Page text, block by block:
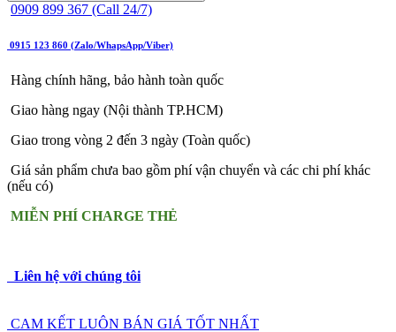
0909 899 367 (Call 24/7)
0915 123 860 (Zalo/WhapsApp/Viber)
Hàng chính hãng, bảo hành toàn quốc
Giao hàng ngay (Nội thành TP.HCM)
Giao trong vòng 2 đến 3 ngày (Toàn quốc)
Giá sản phẩm chưa bao gồm phí vận chuyển và các chi phí khác
(nếu có)
MIỄN PHÍ CHARGE THẺ
Liên hệ với chúng tôi
CAM KẾT LUÔN BÁN GIÁ TỐT NHẤT